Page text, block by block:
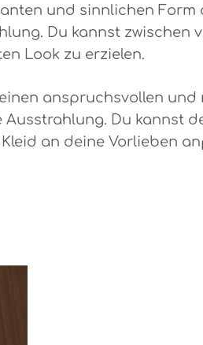
und sinnlichen Form
Du kannst zwischen
Look zu erzielen.
anspruchsvollen
Du kannst
an deine Vorlieben